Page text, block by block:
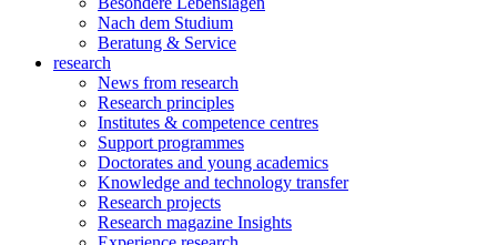
Nach dem Studium
Beratung & Service
research
News from research
Research principles
Institutes & competence centres
Support programmes
Doctorates and young academics
Knowledge and technology transfer
Research projects
Research magazine Insights